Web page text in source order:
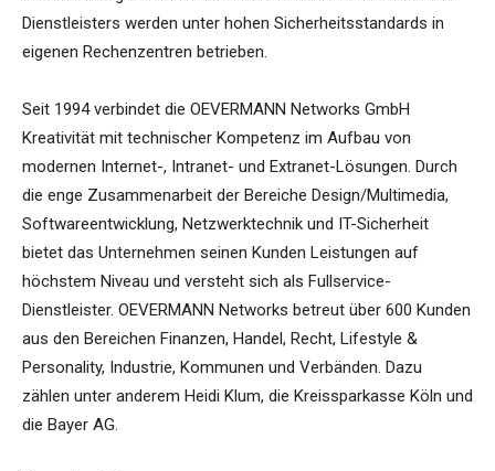
Dienstleisters werden unter hohen Sicherheitsstandards in
eigenen Rechenzentren betrieben.
Seit 1994 verbindet die OEVERMANN Networks GmbH
Kreativität mit technischer Kompetenz im Aufbau von
modernen Internet-, Intranet- und Extranet-Lösungen. Durch
die enge Zusammenarbeit der Bereiche Design/Multimedia,
Softwareentwicklung, Netzwerktechnik und IT-Sicherheit
bietet das Unternehmen seinen Kunden Leistungen auf
höchstem Niveau und versteht sich als Fullservice-
Dienstleister. OEVERMANN Networks betreut über 600 Kunden
aus den Bereichen Finanzen, Handel, Recht, Lifestyle &
Personality, Industrie, Kommunen und Verbänden. Dazu
zählen unter anderem Heidi Klum, die Kreissparkasse Köln und
die Bayer AG.